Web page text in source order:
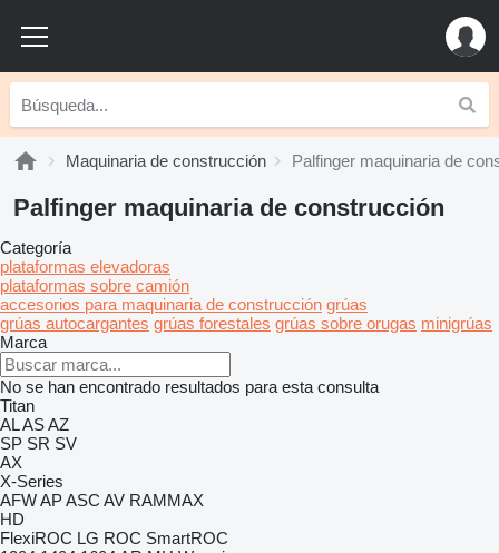
Maquinaria de construcción Palfinger maquinaria de
Palfinger maquinaria de construcción
Categoría
plataformas elevadoras
plataformas sobre camión
accesorios para maquinaria de construcción grúas
grúas autocargantes grúas forestales grúas sobre orugas minigrúas
Marca
No se han encontrado resultados para esta consulta
Titan
ALASAZ
SP SR SV
AX
X-Series
AFWAPASC AV RAMMAX
HD
FlexiROC LG ROC SmartROC